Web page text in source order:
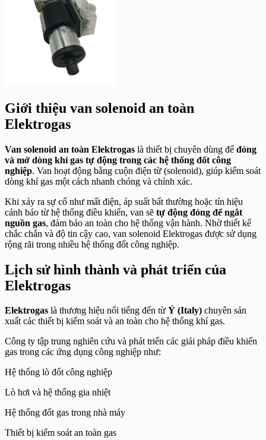
Giới thiệu van solenoid an toàn
Elektrogas
Van solenoid an toàn Elektrogas là thiết bị chuyên dùng để đóng
và mở dòng khí gas tự động trong các hệ thống đốt công
nghiệp. Van hoạt động bằng cuộn điện từ (solenoid), giúp kiểm soát
dòng khí gas một cách nhanh chóng và chính xác.
Khi xảy ra sự cố như mất điện, áp suất bất thường hoặc tín hiệu
cảnh báo từ hệ thống điều khiển, van sẽ tự động đóng để ngắt
nguồn gas, đảm bảo an toàn cho hệ thống vận hành. Nhờ thiết kế
chắc chắn và độ tin cậy cao, van solenoid Elektrogas được sử dụng
rộng rãi trong nhiều hệ thống đốt công nghiệp.
Lịch sử hình thành và phát triển của
Elektrogas
Elektrogas là thương hiệu nổi tiếng đến từ Ý (Italy) chuyên sản
xuất các thiết bị kiểm soát và an toàn cho hệ thống khí gas.
Công ty tập trung nghiên cứu và phát triển các giải pháp điều khiển
gas trong các ứng dụng công nghiệp như:
Hệ thống lò đốt công nghiệp
Lò hơi và hệ thống gia nhiệt
Hệ thống đốt gas trong nhà máy
Thiết bị kiểm soát an toàn gas